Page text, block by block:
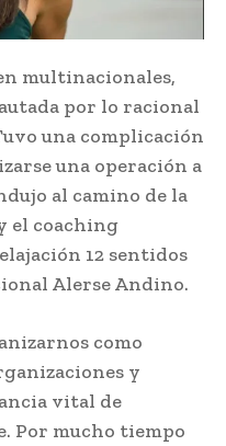
multinacionales,
por lo racional
una complicación
una operación a
al camino de la
el coaching
12 sentidos
Alerse Andino.
como
y
vital de
Por mucho tiempo